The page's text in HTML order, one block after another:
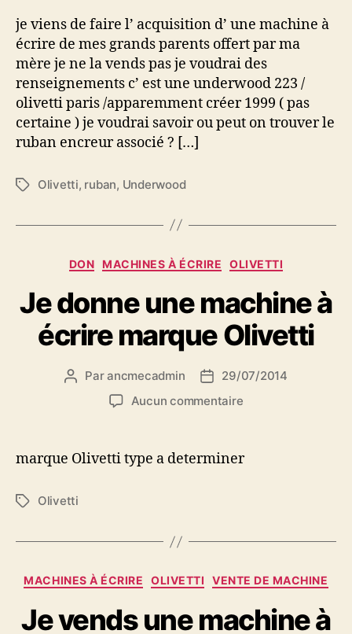
je viens de faire l’ acquisition d’ une machine à
écrire de mes grands parents offert par ma
mère je ne la vends pas je voudrai des
renseignements c’ est une underwood 223 /
olivetti paris /apparemment créer 1999 ( pas
certaine ) je voudrai savoir ou peut on trouver le
ruban encreur associé ? […]
Étiquettes
Olivetti, ruban, Underwood
Catégories
DON MACHINES À ÉCRIRE OLIVETTI
Je donne une machine à
écrire marque Olivetti
Auteur
Parancmecadmin
Date
de
29/07/2014
Aucun commentairesur
une
Olivetti
marque Olivetti type a determiner
Étiquettes
Olivetti
Catégories
MACHINES À ÉCRIRE OLIVETTI VENTE DE MACHINE
Je vends une machine à